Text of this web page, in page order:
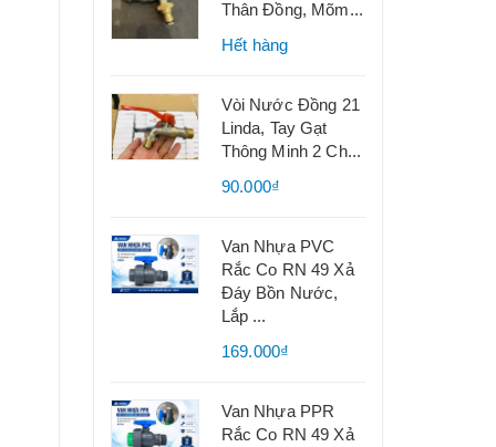
Thân Đồng, Mõm...
Hết hàng
Vòi Nước Đồng 21
Linda, Tay Gạt
Thông Minh 2 Ch...
90.000₫
Van Nhựa PVC
Rắc Co RN 49 Xả
Đáy Bồn Nước,
Lắp ...
169.000₫
Van Nhựa PPR
Rắc Co RN 49 Xả